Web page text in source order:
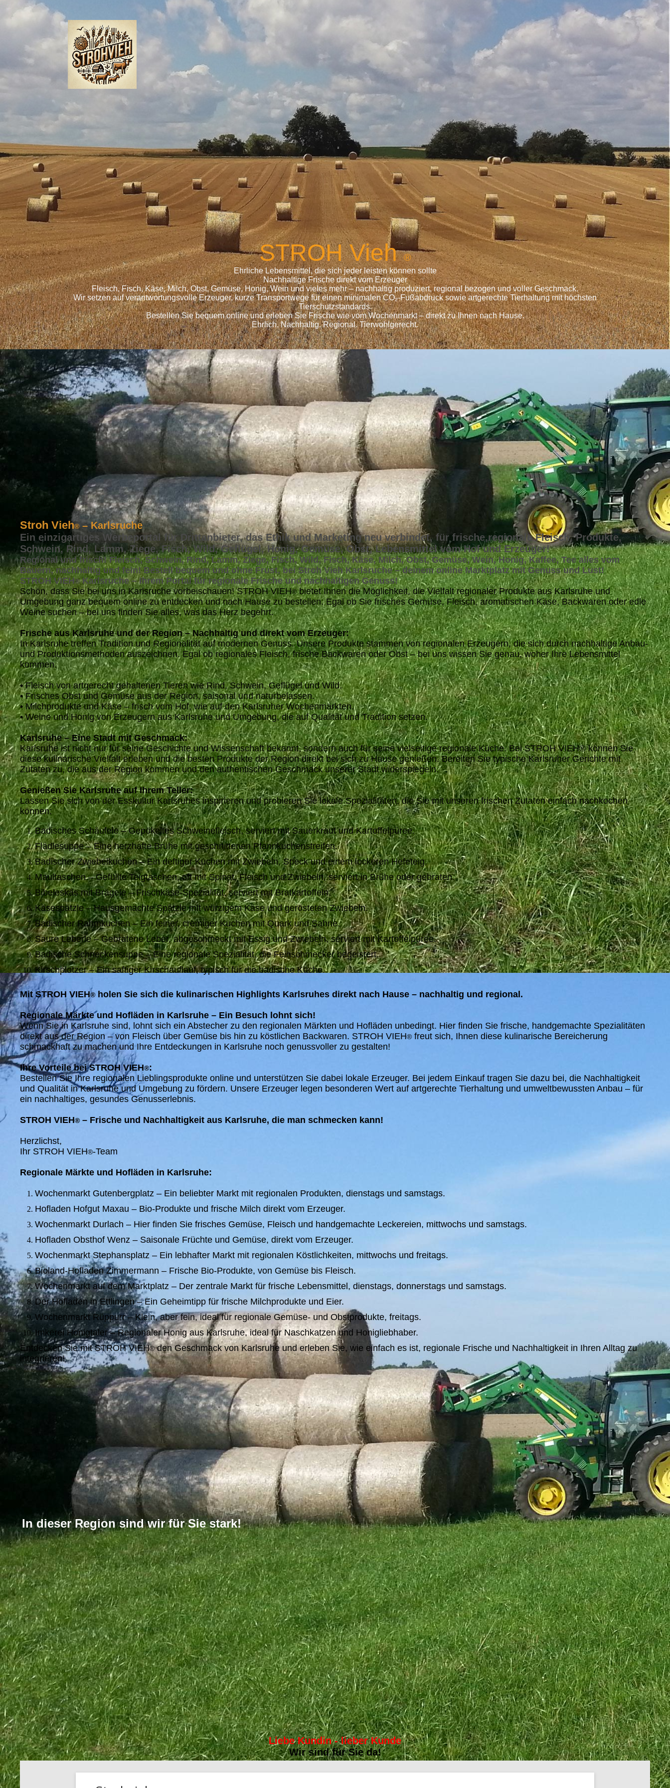
STROHVieh®
Ehrliche Lebensmittel, die sich jeder leisten können sollte
Nachhaltige Frische direkt vom Erzeuger
Fleisch, Fisch, Käse, Milch, Obst, Gemüse, Honig, Wein und vieles mehr – nachhaltig produziert, regional bezogen und voller Geschmack.
Wir setzen auf verantwortungsvolle Erzeuger, kurze Transportwege für einen minimalen CO₂-Fußabdruck sowie artgerechte Tierhaltung mit höchsten
Tierschutzstandards.
Bestellen Sie bequem online und erleben Sie Frische wie vom Wochenmarkt – direkt zu Ihnen nach Hause.
Ehrlich. Nachhaltig. Regional. Tierwohlgerecht.
Stroh Vieh® – Karlsruche
Ein einzigartiges Werbeportal für Drittanbieter, das Ethik und Marketing neu verbindet, für frische,regionale Fleisch, Produkte,
Schwein, Rind, Lamm, Ziege, Fisch, Wild, Geflügel, Honig, Gemüse, Obst, Lebensmittel vom Hof und Erzeuger!
Regional und frisch! Fleisch, Schwein, Rind, Lamm, Ziege, Fisch, Wild, Fisch, Käse, Milch, Obst, Gemüse, Wein, Honig, Kaffee, Tee alles vom
Bauern, nachhaltig und fein! Bestell bequem und ohne Frust, bei Stroh Vieh Karlsruche – deinem online Marktplatz mit Genuss und Lust!
STROH VIEH®Karlsruche – Ihrem Portal für regionale Frische und nachhaltigen Genuss!
Schön, dass Sie bei uns in Karlsruche vorbeischauen! STROH VIEH®bietet Ihnen die Möglichkeit, die Vielfalt regionaler Produkte aus Karlsruhe und
Umgebung ganz bequem online zu entdecken und nach Hause zu bestellen. Egal ob Sie frisches Gemüse, Fleisch, aromatischen Käse, Backwaren oder edle
Weine suchen – bei uns finden Sie alles, was das Herz begehrt.
Frische aus Karlsruhe und der Region – Nachhaltig und direkt vom Erzeuger:
In Karlsruhe treffen Tradition und Regionalität auf modernen Genuss. Unsere Produkte stammen von regionalen Erzeugern, die sich durch nachhaltige Anbau-
und Produktionsmethoden auszeichnen. Egal ob regionales Fleisch, frische Backwaren oder Obst – bei uns wissen Sie genau, woher Ihre Lebensmittel
kommen.
• Fleisch von artgerecht gehaltenen Tieren wie Rind, Schwein, Geflügel und Wild.
• Frisches Obst und Gemüse aus der Region, saisonal und naturbelassen.
• Milchprodukte und Käse – frisch vom Hof, wie auf den Karlsruher Wochenmärkten.
• Weine und Honig von Erzeugern aus Karlsruhe und Umgebung, die auf Qualität und Tradition setzen.
Karlsruhe – Eine Stadt mit Geschmack:
Karlsruhe ist nicht nur für seine Geschichte und Wissenschaft bekannt, sondern auch für seine vielseitige regionale Küche. Bei STROH VIEH® können Sie
diese kulinarische Vielfalt erleben und die besten Produkte der Region direkt bei sich zu Hause genießen. Bereiten Sie typische Karlsruher Gerichte mit
Zutaten zu, die aus der Region kommen und den authentischen Geschmack unserer Stadt widerspiegeln.
Genießen Sie Karlsruhe auf Ihrem Teller:
Lassen Sie sich von der Esskultur Karlsruhes inspirieren und probieren Sie lokale Spezialitäten, die Sie mit unseren frischen Zutaten einfach nachkochen
können:
Badisches Schäufele – Gepökeltes Schweinefleisch, serviert mit Sauerkraut und Kartoffelpüree.
Flädlesuppe – Eine herzhafte Brühe mit geschnittenen Pfannkuchenstreifen.
Badischer Zwiebelkuchen – Ein deftiger Kuchen mit Zwiebeln, Speck und einem lockeren Hefeteig.
Maultaschen – Gefüllte Teigtaschen, oft mit Spinat, Fleisch und Zwiebeln, serviert in Brühe oder gebraten.
Bibeleskäs mit Brägele – Frischkäse-Spezialität, serviert mit Bratkartoffeln.
Käsespätzle – Hausgemachte Spätzle mit würzigem Käse und gerösteten Zwiebeln.
Badischer Rahmkuchen – Ein feiner, cremiger Kuchen mit Quark und Sahne.
Saure Leberle – Gebratene Leber, abgeschmeckt mit Essig und Zwiebeln, serviert mit Kartoffelpüree.
Badische Schneckensuppe – Eine regionale Spezialität, die Feinschmecker begeistert.
Kirschplotzer – Ein saftiger Kirschauflauf, typisch für die badische Küche.
Mit STROH VIEH® holen Sie sich die kulinarischen Highlights Karlsruhes direkt nach Hause – nachhaltig und regional.
Regionale Märkte und Hofläden in Karlsruhe – Ein Besuch lohnt sich!
Wenn Sie in Karlsruhe sind, lohnt sich ein Abstecher zu den regionalen Märkten und Hofläden unbedingt. Hier finden Sie frische, handgemachte Spezialitäten
direkt aus der Region – von Fleisch über Gemüse bis hin zu köstlichen Backwaren. STROH VIEH® freut sich, Ihnen diese kulinarische Bereicherung
schmackhaft zu machen und Ihre Entdeckungen in Karlsruhe noch genussvoller zu gestalten!
Ihre Vorteile bei STROH VIEH®:
Bestellen Sie Ihre regionalen Lieblingsprodukte online und unterstützen Sie dabei lokale Erzeuger. Bei jedem Einkauf tragen Sie dazu bei, die Nachhaltigkeit
und Qualität in Karlsruhe und Umgebung zu fördern. Unsere Erzeuger legen besonderen Wert auf artgerechte Tierhaltung und umweltbewussten Anbau – für
ein nachhaltiges, gesundes Genusserlebnis.
STROH VIEH® – Frische und Nachhaltigkeit aus Karlsruhe, die man schmecken kann!
Herzlichst,
Ihr STROH VIEH®-Team
Regionale Märkte und Hofläden in Karlsruhe:
Wochenmarkt Gutenbergplatz – Ein beliebter Markt mit regionalen Produkten, dienstags und samstags.
Hofladen Hofgut Maxau – Bio-Produkte und frische Milch direkt vom Erzeuger.
Wochenmarkt Durlach – Hier finden Sie frisches Gemüse, Fleisch und handgemachte Leckereien, mittwochs und samstags.
Hofladen Obsthof Wenz – Saisonale Früchte und Gemüse, direkt vom Erzeuger.
Wochenmarkt Stephansplatz – Ein lebhafter Markt mit regionalen Köstlichkeiten, mittwochs und freitags.
Bioland-Hofladen Zimmermann – Frische Bio-Produkte, von Gemüse bis Fleisch.
Wochenmarkt auf dem Marktplatz – Der zentrale Markt für frische Lebensmittel, dienstags, donnerstags und samstags.
Der Hofladen in Ettlingen – Ein Geheimtipp für frische Milchprodukte und Eier.
Wochenmarkt Rüppurr – Klein, aber fein, ideal für regionale Gemüse- und Obstprodukte, freitags.
Imkerei Honigtaler – Regionaler Honig aus Karlsruhe, ideal für Naschkatzen und Honigliebhaber.
Entdecken Sie mit STROH VIEH®den Geschmack von Karlsruhe und erleben Sie, wie einfach es ist, regionale Frische und Nachhaltigkeit in Ihren Alltag zu
integrieren!
In dieser Region sind wir für Sie stark!
Liebe Kundin - lieber Kunde
Wir sind für Sie da!